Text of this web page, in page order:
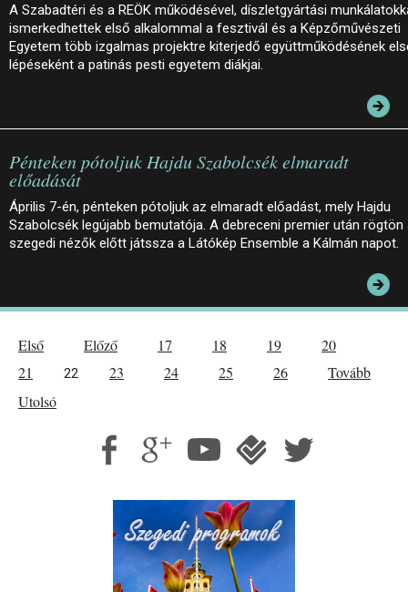
A Szabadtéri és a REÖK működésével, díszletgyártási
ismerkedhettek első alkalommal a fesztivál és a Képzőművészeti
Egyetem több izgalmas projektre kiterjedő együttműködésének
lépéseként a patinás pesti egyetem diákjai.
Pénteken pótoljuk Hajdu Szabolcsék elmaradt
előadását
Április 7-én, pénteken pótoljuk az elmaradt előadást, mely Hajdu
Szabolcsék legújabb bemutatója. A debreceni premier után rögtön
szegedi nézők előtt játssza a Látókép Ensemble a Kálmán napot.
Első Előző 17 18 19
20
21
22 23 24 25 26
Tovább
Utolsó